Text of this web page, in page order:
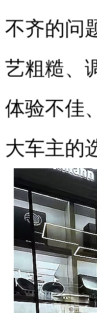
不齐的问
艺粗糙、
体验不佳
大车主的